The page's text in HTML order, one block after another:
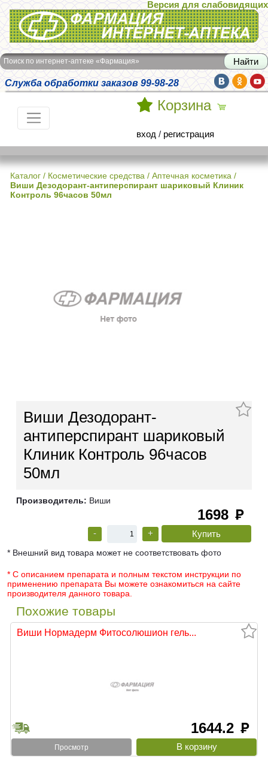
Интернет-аптека Фармация
Версия для слабовидящих
Поиск по интернет-аптеке «Фармация»
Служба обработки заказов 99-98-28
Корзина
вход / регистрация
Каталог / Косметические средства / Аптечная косметика /
Виши Дезодорант-антиперспирант шариковый Клиник
Контроль 96часов 50мл
Виши Дезодорант-
антиперспирант шариковый
Клиник Контроль 96часов
50мл
Производитель: Виши
1698 руб
- +
* Внешний вид товара может не соответствовать фото
* С описанием препарата и полным текстом инструкции по
применению препарата Вы можете ознакомиться на сайте
производителя данного товара.
Похожие товары
Виши Нормадерм Фитосолюшион гель...
1644.2 руб
Просмотр